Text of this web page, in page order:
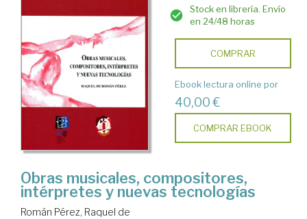
Stock en librería. Envío
en 24/48 horas
COMPRAR
Ebook lectura online por
40,00 €
COMPRAR EBOOK
Obras musicales, compositores,
intérpretes y nuevas tecnologías
Román Pérez, Raquel de